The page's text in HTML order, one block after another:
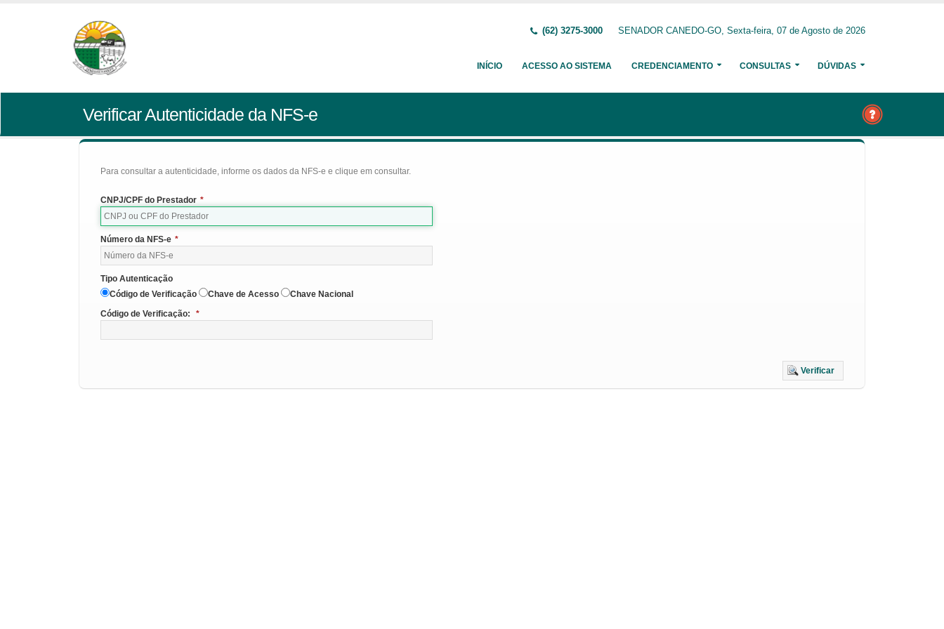
(62) 3275-3000 SENADOR CANEDO-GO, Sexta-feira, 07 de Agosto de 2026
INÍCIO ACESSO AO SISTEMA CREDENCIAMENTO CONSULTAS DÚVIDAS
Verificar Autenticidade da NFS-e
Para consultar a autenticidade, informe os dados da NFS-e e clique em consultar.
CNPJ/CPF do Prestador *
Número da NFS-e *
Tipo Autenticação
Código de Verificação
Chave de Acesso
Chave Nacional
Código de Verificação:
*
Verificar